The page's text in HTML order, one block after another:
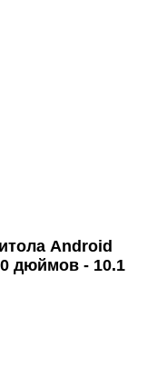
Android
дюймов - 10.1